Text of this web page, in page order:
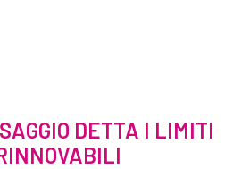
DETTA I LIMITI